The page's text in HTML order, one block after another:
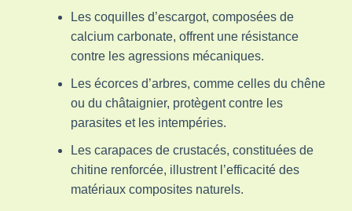
Les coquilles d’escargot, composées de
calcium carbonate, offrent une résistance
contre les agressions mécaniques.
Les écorces d’arbres, comme celles du chêne
ou du châtaignier, protègent contre les
parasites et les intempéries.
Les carapaces de crustacés, constituées de
chitine renforcée, illustrent l’efficacité des
matériaux composites naturels.